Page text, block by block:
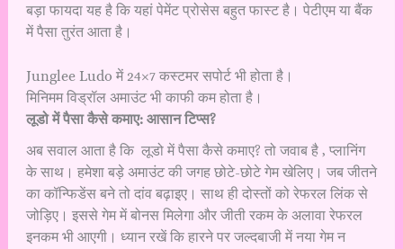
बड़ा फायदा यह है कि यहां पेमेंट प्रोसेस बहुत फास्ट है। पेटीएम या बैंक
में पैसा तुरंत आता है।
Junglee Ludo में 24×7 कस्टमर सपोर्ट भी होता है।
मिनिमम विड्रॉल अमाउंट भी काफी कम होता है।
लूडो में पैसा कैसे कमाए: आसान टिप्स?
अब सवाल आता है कि लूडो में पैसा कैसे कमाए? तो जवाब है , प्लानिंग
के साथ। हमेशा बड़े अमाउंट की जगह छोटे-छोटे गेम खेलिए। जब जीतने
का कॉन्फिडेंस बने तो दांव बढ़ाइए। साथ ही दोस्तों को रेफरल लिंक से
जोड़िए। इससे गेम में बोनस मिलेगा और जीती रकम के अलावा रेफरल
इनकम भी आएगी। ध्यान रखें कि हारने पर जल्दबाजी में नया गेम न